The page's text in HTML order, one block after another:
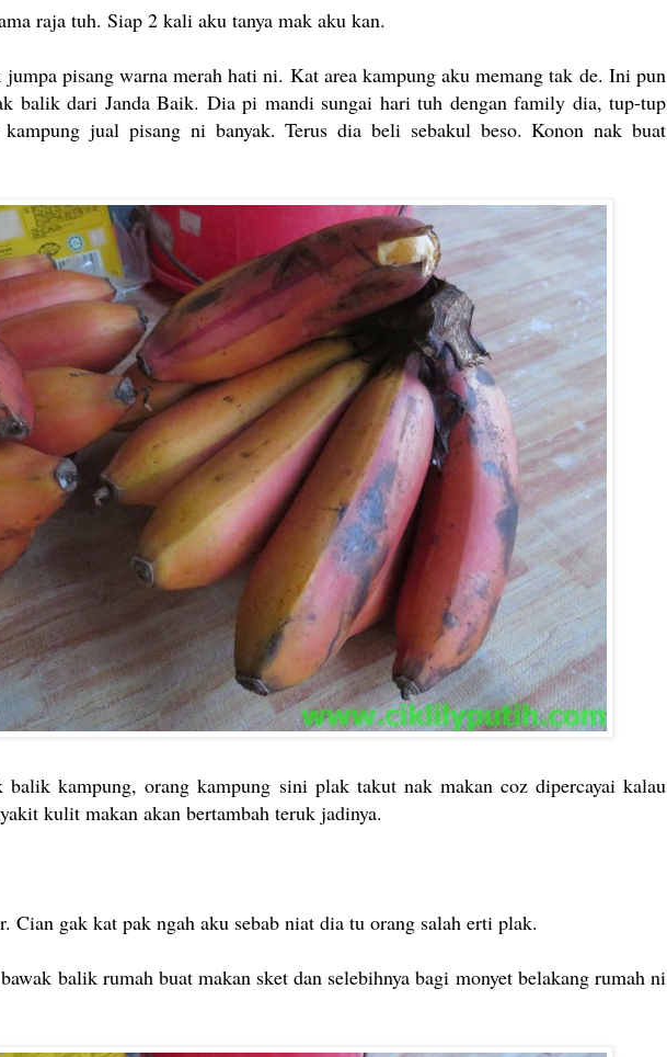
raja tuh. Siap 2 kali aku tanya mak aku kan.
jumpa pisang warna merah hati ni. Kat area kampung aku memang tak de. Ini pun
balik dari Janda Baik. Dia pi mandi sungai hari tuh dengan family dia, tup-tup
jual pisang ni banyak. Terus dia beli sebakul beso. Konon nak buat
balik kampung, orang kampung sini plak takut nak makan coz dipercayai kalau
kulit makan akan bertambah teruk jadinya.
Cian gak kat pak ngah aku sebab niat dia tu orang salah erti plak.
balik rumah buat makan sket dan selebihnya bagi monyet belakang rumah ni